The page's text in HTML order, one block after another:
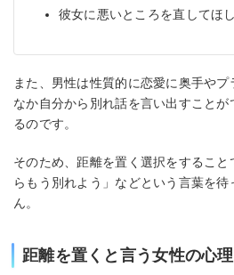
彼女に悪いところを直して
また、男性は性質的に恋愛に奥手や
なか自分から別れ話を言い出すこと
るのです。
そのため、距離を置く選択をするこ
らもう別れよう」などという言葉を
ん。
距離を置くと言う女性の心理